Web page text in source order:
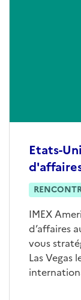
Etats-
IMEX
d’affaires
vous
Las Vegas